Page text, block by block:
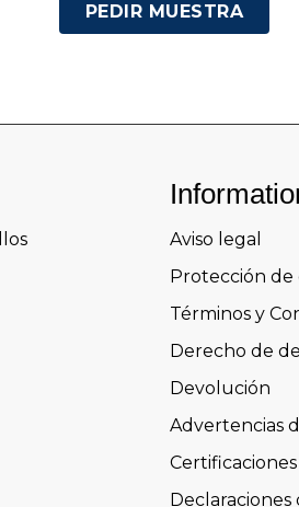
PEDIR MUESTRA
Aviso legal
Protección de
Términos y
Derecho de
Devolución
Advertencias
Certificaciones